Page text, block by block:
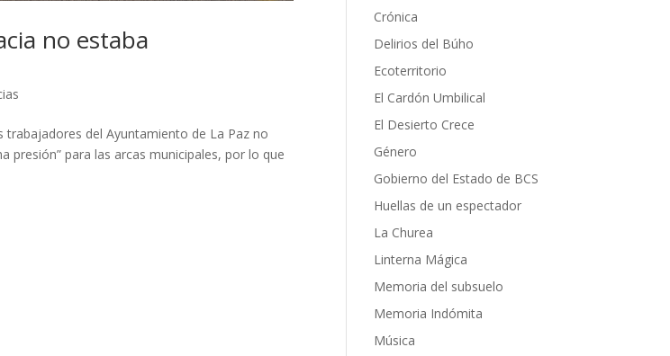
no estaba
trabajadores del Ayuntamiento de La Paz no
para las arcas municipales, por lo que
Crónica
Delirios del Búho
Ecoterritorio
El Cardón Umbilical
El Desierto Crece
Género
Gobierno del Estado de BCS
Huellas de un espectador
La Churea
Linterna Mágica
Memoria del subsuelo
Memoria Indómita
Música